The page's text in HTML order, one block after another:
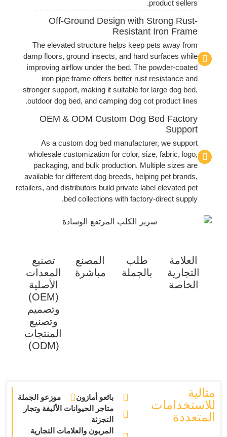
product sellers.
Off-Ground Design with Strong Rust-
Resistant Iron Frame
The elevated structure helps keep pets away from
damp floors, ground insects, and hard surfaces while
improving airflow under the bed. The powder-coated
iron pipe frame offers better rust resistance and
stronger support, making it suitable for large dog bed,
outdoor dog bed, and camping dog cot product lines.
OEM & ODM Custom Dog Bed Factory
Support
As a custom dog bed manufacturer, we support
wholesale customization for color, size, fabric, logo,
packaging, and bulk production. Multiple sizes are
available for different dog breeds, helping pet brands,
retailers, and distributors build private label elevated pet
bed collections with factory-direct supply.
العلامة
التجارية
الخاصة
طلب
بالجملة
المصنع
مباشرة
تصنيع
المعدات
الأصلية
(OEM)
وتصميم
وتصنيع
المنتجات
(ODM)
مثالية
للاستخدامات
المتعددة
بائعو أمازون
موزعو الجملة
متاجر الحيوانات الأليفة وتجار
التجزئة
المربون والعلامات التجارية